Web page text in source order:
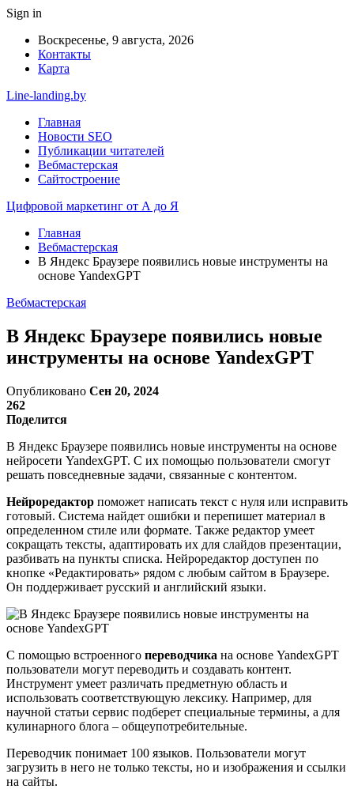
Sign in
Воскресенье, 9 августа, 2026
Контакты
Карта
Line-landing.by
Главная
Новости SEO
Публикации читателей
Вебмастерская
Сайтостроение
Цифровой маркетинг от А до Я
Главная
Вебмастерская
В Яндекс Браузере появились новые инструменты на
основе YandexGPT
Вебмастерская
В Яндекс Браузере появились новые
инструменты на основе YandexGPT
Опубликовано Сен 20, 2024
262
Поделится
В Яндекс Браузере появились новые инструменты на основе
нейросети YandexGPT. С их помощью пользователи смогут
решать повседневные задачи, связанные с контентом.
Нейроредактор поможет написать текст с нуля или исправить
готовый. Система найдет ошибки и перепишет материал в
определенном стиле или формате. Также редактор умеет
сокращать тексты, адаптировать их для слайдов презентации,
разбивать на пункты списка. Нейроредактор доступен по
кнопке «Редактировать» рядом с любым сайтом в Браузере.
Он поддерживает русский и английский языки.
С помощью встроенного переводчика на основе YandexGPT
пользователи могут переводить и создавать контент.
Инструмент умеет различать предметную область и
использовать соответствующую лексику. Например, для
научной статьи сервис подберет специальные термины, а для
кулинарного блога – общеупотребительные.
Переводчик понимает 100 языков. Пользователи могут
загрузить в него не только тексты, но и изображения и ссылки
на сайты.